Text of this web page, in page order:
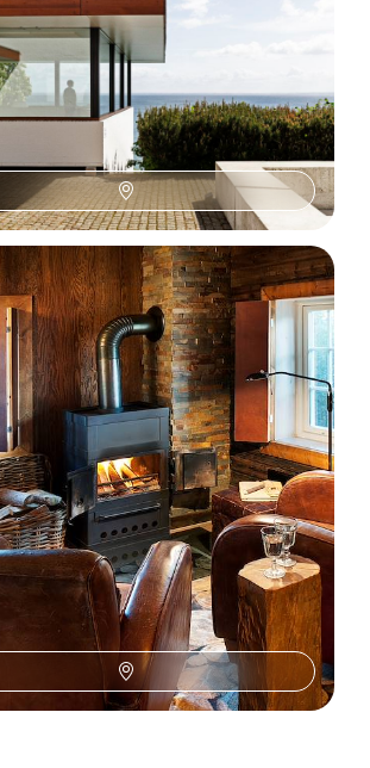
et la côte nord - Aparté
et iodé au Danemark
la cosmopolite Copenhague, prendre ses
marins à Gilleleje, face au Kattegat
de 1400 à 1900 €
hiver, la Norvège intimiste -
et les montagnes du Valdres
le pouls d'Oslo puis apprivoiser
des terres immaculées du Valdres
de 2000 à 2700 €